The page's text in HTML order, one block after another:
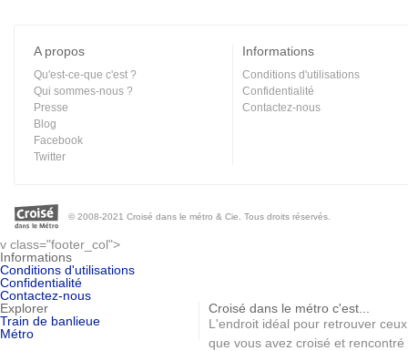
A propos
Qu'est-ce-que c'est ?
Qui sommes-nous ?
Presse
Blog
Facebook
Twitter
Informations
Conditions d'utilisations
Confidentialité
Contactez-nous
© 2008-2021 Croisé dans le métro & Cie. Tous droits réservés.
v class="footer_col">
Informations
Conditions d'utilisations
Confidentialité
Contactez-nous
Explorer
Train de banlieue
Métro
Croisé dans le métro c'est...
L'endroit idéal pour retrouver ceux
que vous avez croisé et rencontré